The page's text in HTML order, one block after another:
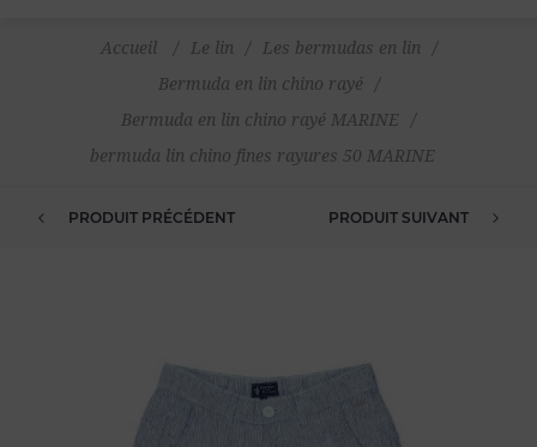
Accueil / Le lin / Les bermudas en lin
/
Bermuda en lin chino rayé
/
Bermuda en lin chino rayé MARINE
/
bermuda lin chino fines rayures 50 MARINE
PRODUIT PRÉCÉDENT PRODUIT SUIVANT